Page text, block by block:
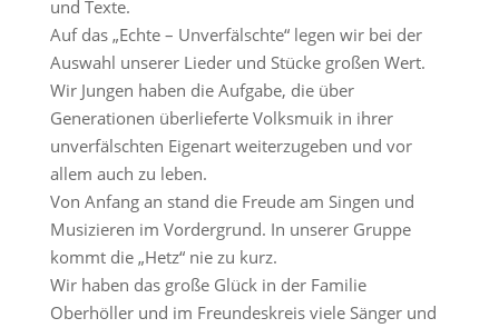
und Texte.
Auf das „Echte – Unverfälschte“ legen wir bei der
Auswahl unserer Lieder und Stücke großen Wert.
Wir Jungen haben die Aufgabe, die über
Generationen überlieferte Volksmuik in ihrer
unverfälschten Eigenart weiterzugeben und vor
allem auch zu leben.
Von Anfang an stand die Freude am Singen und
Musizieren im Vordergrund. In unserer Gruppe
kommt die „Hetz“ nie zu kurz.
Wir haben das große Glück in der Familie
Oberhöller und im Freundeskreis viele Sänger und